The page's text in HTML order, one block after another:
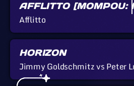
AFFLITTO [MOMPOU:
CALLADA]
Afflitto
HORIZON
Jimmy Goldschmitz vs Peter